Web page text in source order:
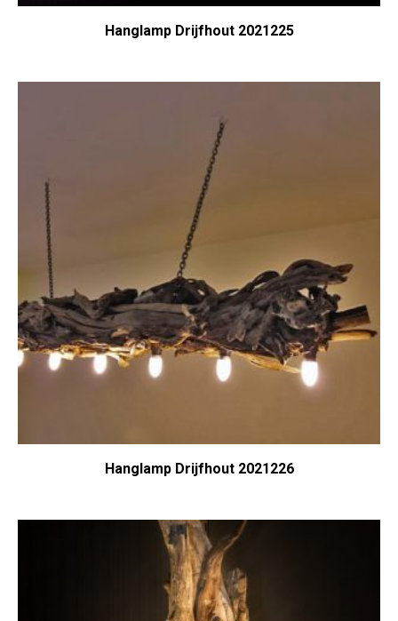
Hanglamp Drijfhout 2021225
Hanglamp Drijfhout 2021226